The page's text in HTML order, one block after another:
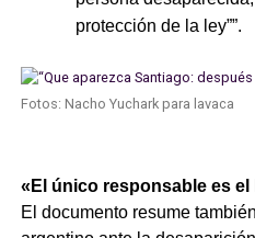
protección de la ley””.
Fotos: Nacho Yuchark para lavaca
«El único responsable es el
El documento resume